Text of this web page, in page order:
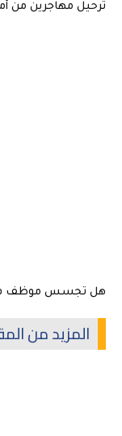
ترحيل مهاجرين من
هل تجسس موظف في
المزيد من